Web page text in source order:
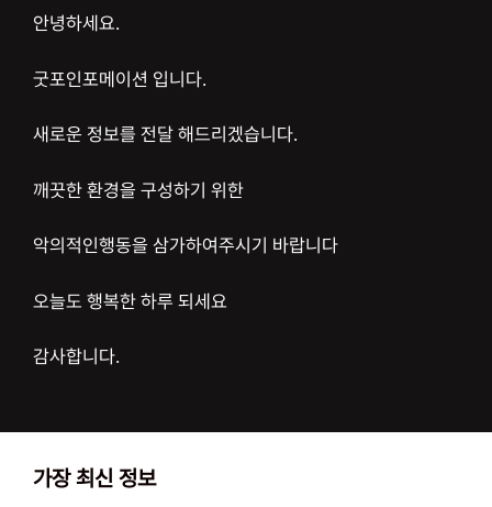
안녕하세요.
굿포인포메이션 입니다.
새로운 정보를 전달 해드리겠습니다.
깨끗한 환경을 구성하기 위한
악의적인행동을 삼가하여주시기 바랍니다
오늘도 행복한 하루 되세요
감사합니다.
가장 최신 정보